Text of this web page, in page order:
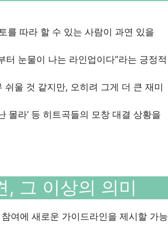
를 따라 할 수 있는 사람이 과연 있을
눈물이 나는 라인업이다”라는 긍정적
울 것 같지만, 오히려 그게 더 큰 재미
몰라’ 등 히트곡들의 모창 대결 상황을
, 그 이상의 의미
여에 새로운 가이드라인을 제시할 가능